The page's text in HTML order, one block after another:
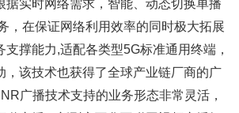
据实时网络需求，智能、动态切换单播
，在保证网络利用效率的同时极大拓展
撑能力,适配各类型5G标准通用终端，
，该技术也获得了全球产业链厂商的广
广播技术支持的业务形态非常灵活，